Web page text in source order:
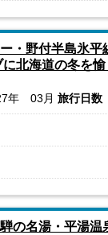
・野付半島氷
北海道の冬を愉
年 03月 旅行日数
の名湯・平湯